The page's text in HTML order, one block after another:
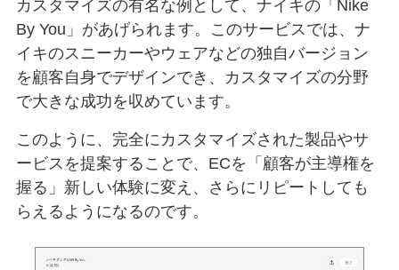
カスタマイズの有名な例として、ナイキの「Nike
By You」があげられます。このサービスでは、ナ
イキのスニーカーやウェアなどの独自バージョン
を顧客自身でデザインでき、カスタマイズの分野
で大きな成功を収めています。
このように、完全にカスタマイズされた製品やサ
ービスを提案することで、ECを「顧客が主導権を
握る」新しい体験に変え、さらにリピートしても
らえるようになるのです。